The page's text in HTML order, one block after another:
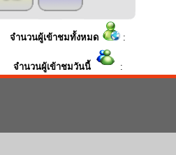
จำนวนผู้เข้าชมทั้งหมด :
จำนวนผู้เข้าชมวันนี้ :